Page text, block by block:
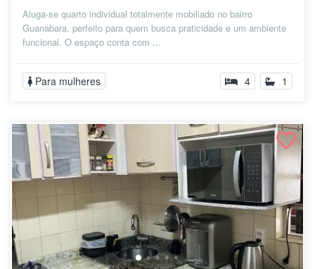
Aluga-se quarto individual totalmente mobiliado no bairro
Guanabara, perfeito para quem busca praticidade e um ambiente
funcional. O espaço conta com ...
Para mulheres 4 1